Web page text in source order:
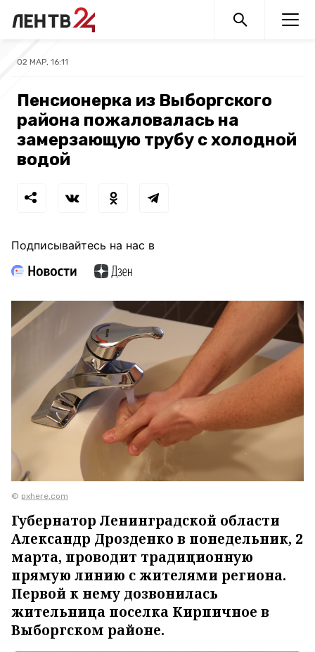
02 МАР, 16:11
Пенсионерка из Выборгского
района пожаловалась на
замерзающую трубу с холодной
водой
Подписывайтесь на нас в
© pxhere.com
Губернатор Ленинградской области
Александр Дрозденко в понедельник, 2
марта, проводит традиционную
прямую линию с жителями региона.
Первой к нему дозвонилась
жительница поселка Кирпичное в
Выборгском районе.